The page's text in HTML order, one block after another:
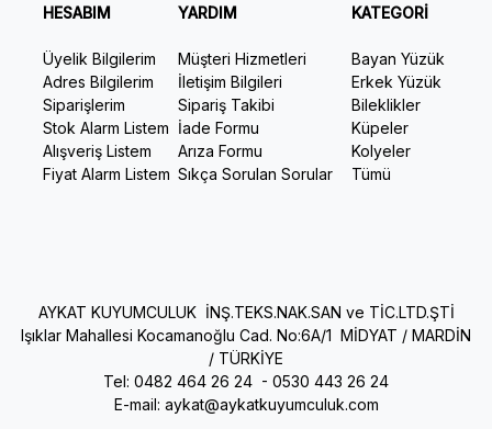
HESABIM
Üyelik Bilgilerim
Adres Bilgilerim
Siparişlerim
Stok Alarm Listem
Alışveriş Listem
Fiyat Alarm Listem
YARDIM
Müşteri Hizmetleri
İletişim Bilgileri
Sipariş Takibi
İade Formu
Arıza Formu
Sıkça Sorulan Sorular
KATEGORİ
Bayan Yüzük
Erkek Yüzük
Bileklikler
Küpeler
Kolyeler
Tümü
AYKAT KUYUMCULUK İNŞ.TEKS.NAK.SAN ve TİC.LTD.ŞTİ
Işıklar Mahallesi Kocamanoğlu Cad. No:6A/1 MİDYAT / MARDİN
/ TÜRKİYE
Tel: 0482 464 26 24 - 0530 443 26 24
E-mail: aykat@aykatkuyumculuk.com